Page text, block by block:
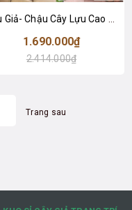
1.690.000₫
2.414.000₫
Trang sau